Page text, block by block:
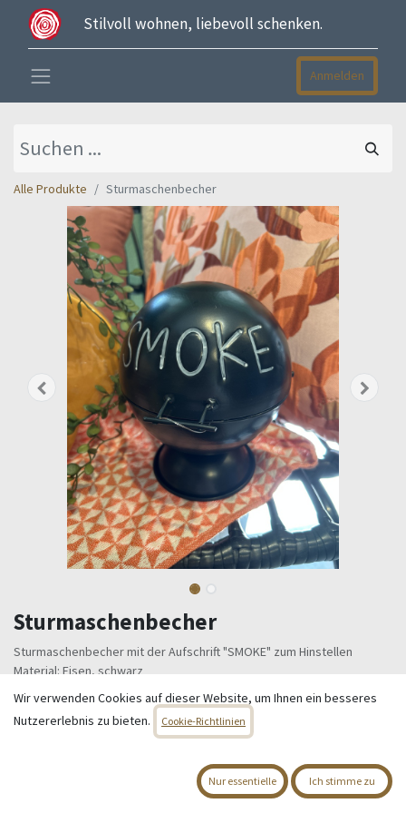
Stilvoll wohnen, liebevoll schenken.
Anmelden
Alle Produkte Sturmaschenbecher
Sturmaschenbecher
Sturmaschenbecher mit der Aufschrift "SMOKE" zum Hinstellen
Material: Eisen, schwarz
H 15,00 cm
Als Alternativprodukt in unserem Shop erhältlich: Sturmaschenbecher
mit Stab
zzgl. Versandkosten
Wir verwenden Cookies auf dieser Website, um Ihnen ein besseres
Nutzererlebnis zu bieten.
Cookie-Richtlinien
Nur essentielle Ich stimme zu